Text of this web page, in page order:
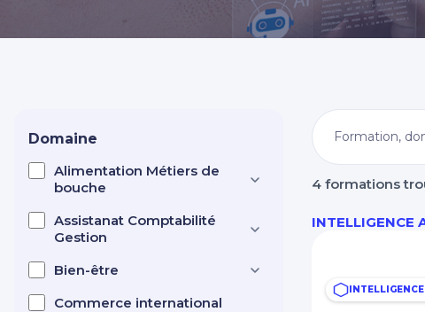
Nos centres dans CCI Formation
Domaine
Alimentation Métiers de
bouche
Assistanat Comptabilité
Gestion
Bien-être
Commerce international
4 formations
INTELLIGENCE